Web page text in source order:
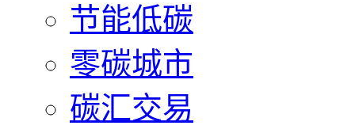
节能低碳
零碳城市
碳汇交易